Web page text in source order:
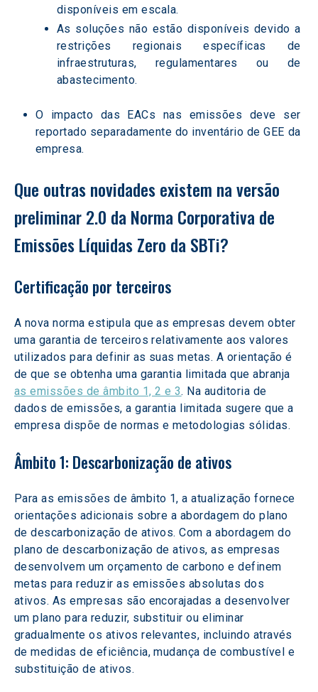
disponíveis em escala.
As soluções não estão disponíveis devido a
restrições regionais específicas de
infraestruturas, regulamentares ou de
abastecimento.
O impacto das EACs nas emissões deve ser
reportado separadamente do inventário de GEE da
empresa.
Que outras novidades existem na versão
preliminar 2.0 da Norma Corporativa de
Emissões Líquidas Zero da SBTi?
Certificação por terceiros
A nova norma estipula que as empresas devem obter
uma garantia de terceiros relativamente aos valores
utilizados para definir as suas metas. A orientação é
de que se obtenha uma garantia limitada que abranja
as emissões de âmbito 1, 2 e 3. Na auditoria de
dados de emissões, a garantia limitada sugere que a
empresa dispõe de normas e metodologias sólidas.
Âmbito 1: Descarbonização de ativos
Para as emissões de âmbito 1, a atualização fornece
orientações adicionais sobre a abordagem do plano
de descarbonização de ativos. Com a abordagem do
plano de descarbonização de ativos, as empresas
desenvolvem um orçamento de carbono e definem
metas para reduzir as emissões absolutas dos
ativos. As empresas são encorajadas a desenvolver
um plano para reduzir, substituir ou eliminar
gradualmente os ativos relevantes, incluindo através
de medidas de eficiência, mudança de combustível e
substituição de ativos.